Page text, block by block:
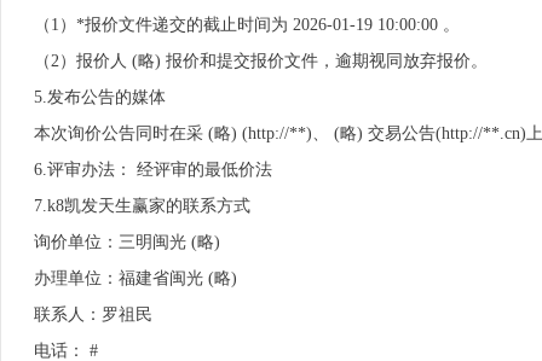
（1）*报价文件递交的截止时间为 2026-01-19 10:00:00 。
（2）报价人 (略) 报价和提交报价文件，逾期视同放弃报价。
5.发布公告的媒体
本次询价公告同时在采 (略) (http://**)、 (略) 交易公告(http://**.cn)
6.评审办法： 经评审的最低价法
7.k8凯发天生赢家的联系方式
询价单位：三明闽光 (略)
办理单位：福建省闽光 (略)
联系人：罗祖民
电话： #